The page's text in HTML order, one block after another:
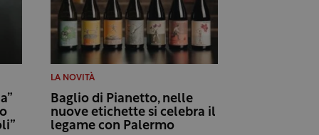
LA NOVITÀ
Baglio di Pianetto, nelle
nuove etichette si celebra il
legame con Palermo